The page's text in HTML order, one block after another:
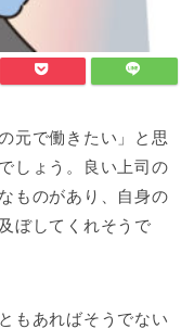
元で働きたい」と思
しょう。良い上司の
ものがあり、自身の
ぼしてくれそうで
もあればそうでない